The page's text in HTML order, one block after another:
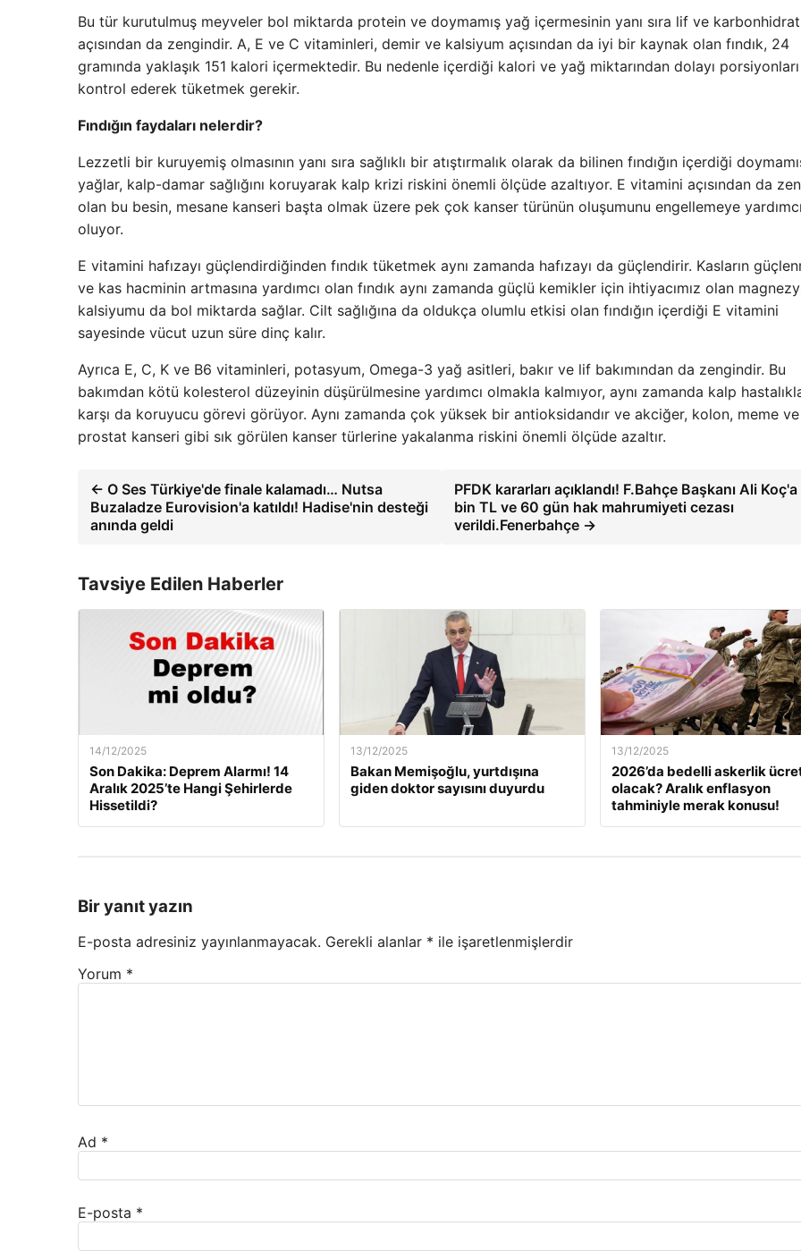
Bu tür kurutulmuş meyveler bol miktarda protein ve doymamış yağ içermesinin yanı sıra lif ve karbonhidrat
açısından da zengindir. A, E ve C vitaminleri, demir ve kalsiyum açısından da iyi bir kaynak olan fındık, 24
gramında yaklaşık 151 kalori içermektedir. Bu nedenle içerdiği kalori ve yağ miktarından dolayı porsiyonları
kontrol ederek tüketmek gerekir.
Fındığın faydaları nelerdir?
Lezzetli bir kuruyemiş olmasının yanı sıra sağlıklı bir atıştırmalık olarak da bilinen fındığın içerdiği
yağlar, kalp-damar sağlığını koruyarak kalp krizi riskini önemli ölçüde azaltıyor. E vitamini açısından da
olan bu besin, mesane kanseri başta olmak üzere pek çok kanser türünün oluşumunu engellemeye yardımcı
oluyor.
E vitamini hafızayı güçlendirdiğinden fındık tüketmek aynı zamanda hafızayı da güçlendirir. Kasların
ve kas hacminin artmasına yardımcı olan fındık aynı zamanda güçlü kemikler için ihtiyacımız olan
kalsiyumu da bol miktarda sağlar. Cilt sağlığına da oldukça olumlu etkisi olan fındığın içerdiği E vitamini
sayesinde vücut uzun süre dinç kalır.
Ayrıca E, C, K ve B6 vitaminleri, potasyum, Omega-3 yağ asitleri, bakır ve lif bakımından da zengindir. Bu
bakımdan kötü kolesterol düzeyinin düşürülmesine yardımcı olmakla kalmıyor, aynı zamanda kalp
karşı da koruyucu görevi görüyor. Aynı zamanda çok yüksek bir antioksidandır ve akciğer, kolon, meme ve
prostat kanseri gibi sık görülen kanser türlerine yakalanma riskini önemli ölçüde azaltır.
← O Ses Türkiye'de finale kalamadı… Nutsa
Buzaladze Eurovision'a katıldı! Hadise'nin desteği
anında geldi
PFDK kararları açıklandı! F.Bahçe Başkanı Ali
bin TL ve 60 gün hak mahrumiyeti cezası
verildi.Fenerbahçe →
Tavsiye Edilen Haberler
14/12/2025
Son Dakika: Deprem Alarmı! 14
Aralık 2025’te Hangi Şehirlerde
Hissetildi?
13/12/2025
Bakan Memişoğlu, yurtdışına
giden doktor sayısını duyurdu
13/12/2025
2026’da bedelli askerlik
olacak? Aralık enflasyon
tahminiyle merak konusu!
Bir yanıt yazın
E-posta adresiniz yayınlanmayacak. Gerekli alanlar * ile işaretlenmişlerdir
Yorum *
Ad *
E-posta *